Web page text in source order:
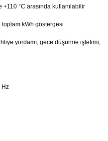
°C arasında kullanılabilir
toplam kWh göstergesi
yordamı, gece düşürme işletimi,
Hz